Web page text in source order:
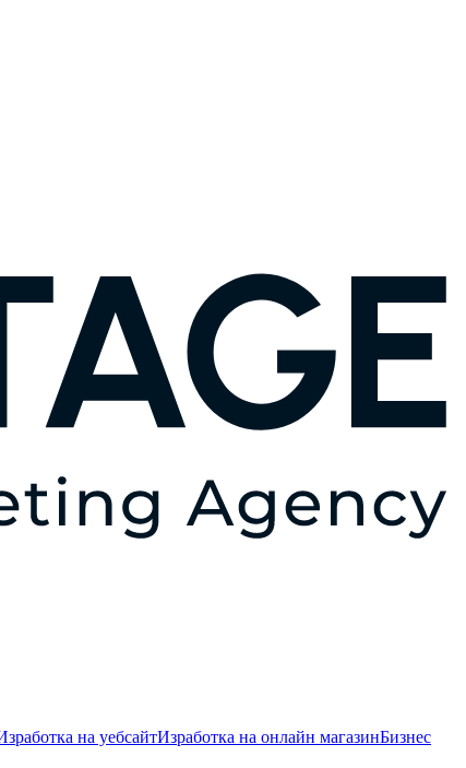
на уебсайтИзработка на онлайн магазинБизнес